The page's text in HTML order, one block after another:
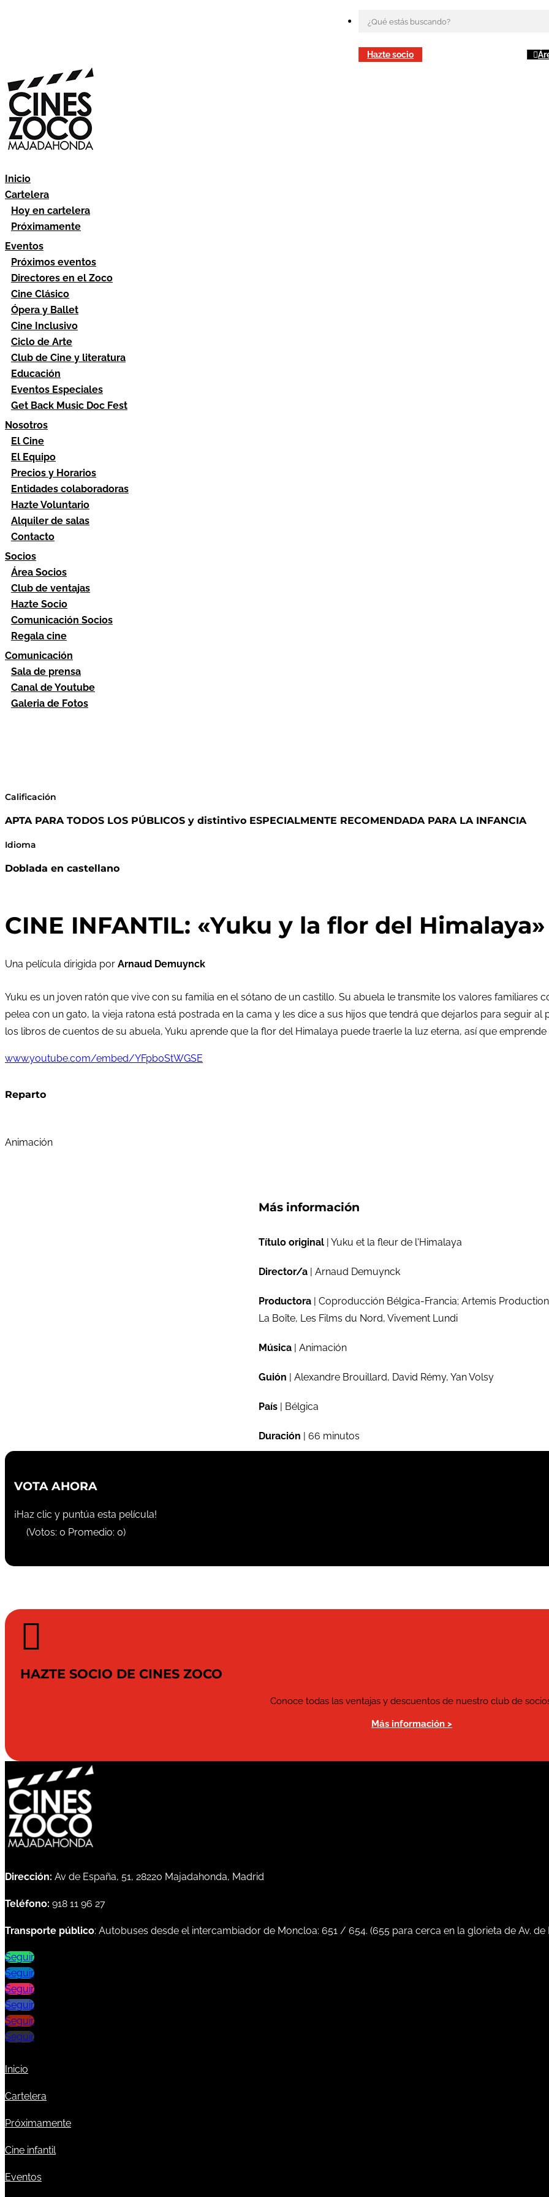
Hazte socio
Inicio
Cartelera
Hoy en cartelera
Próximamente
Eventos
Próximos eventos
Directores en el Zoco
Cine Clásico
Ópera y Ballet
Cine Inclusivo
Ciclo de Arte
Club de Cine y literatura
Educación
Eventos Especiales
Get Back Music Doc Fest
Nosotros
El Cine
El Equipo
Precios y Horarios
Entidades colaboradoras
Hazte Voluntario
Alquiler de salas
Contacto
Socios
Área Socios
Club de ventajas
Hazte Socio
Comunicación Socios
Regala cine
Comunicación
Sala de prensa
Canal de Youtube
Galeria de Fotos
Calificación
APTA PARA TODOS LOS PÚBLICOS y distintivo ESPECIALMENTE RECOMENDADA PARA LA INFANCIA
Idioma
Doblada en castellano
CINE INFANTIL: «Yuku y la flor del Himalaya»
Una película dirigida por Arnaud Demuynck
Yuku es un joven ratón que vive con su familia en el sótano de un castillo. Su abuela le transmite los valores familiares
pelea con un gato, la vieja ratona está postrada en la cama y les dice a sus hijos que tendrá que dejarlos para seguir
los libros de cuentos de su abuela, Yuku aprende que la flor del Himalaya puede traerle la luz eterna, así que
www.youtube.com/embed/YFpb0StWGSE
Reparto
Animación
Más información
Título original | Yuku et la fleur de l'Himalaya
Director/a | Arnaud Demuynck
Productora | Coproducción Bélgica-Francia; Artemis
La Boîte, Les Films du Nord, Vivement Lundi
Música | Animación
Guión | Alexandre Brouillard, David Rémy, Yan Volsy
País | Bélgica
Duración | 66 minutos
VOTA AHORA
¡Haz clic y puntúa esta película!
(Votos: 0 Promedio: 0)

HAZTE SOCIO DE CINES ZOCO
Conoce todas las ventajas y descuentos de nuestro club de
Más información >
Dirección: Av de España, 51, 28220 Majadahonda, Madrid
Teléfono: 918 11 96 27
Transporte público: Autobuses desde el intercambiador de Moncloa: 651 / 654. (655 para cerca en la glorieta de Av. de
Seguir
Seguir
Seguir
Seguir
Seguir
Seguir
Inicio
Cartelera
Próximamente
Cine infantil
Eventos